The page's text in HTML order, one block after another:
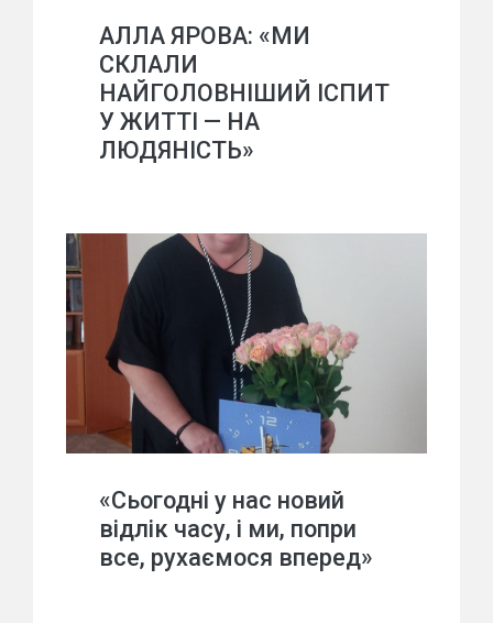
АЛЛА ЯРОВА: «МИ
СКЛАЛИ
НАЙГОЛОВНІШИЙ ІСПИТ
У ЖИТТІ — НА
ЛЮДЯНІСТЬ»
«Сьогодні у нас новий
відлік часу, і ми, попри
все, рухаємося вперед»